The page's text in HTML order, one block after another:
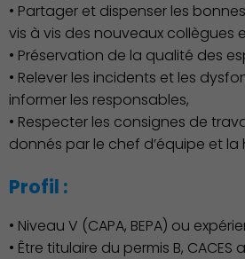
Économie
Emploi
• Partager et dispenser les
vis à vis des nouveaux collègues
• Préservation de la qualité des
• Relever les incidents et les
informer les responsables,
• Respecter les consignes de
donnés par le chef d’équipe et la
Profil :
• Niveau V (CAPA, BEPA) ou
• Être titulaire du permis B, CACES